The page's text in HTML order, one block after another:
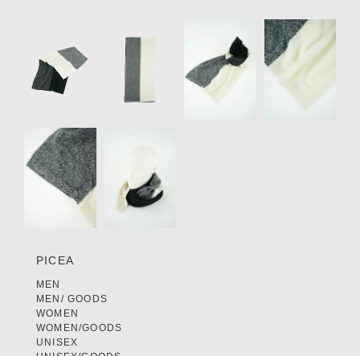
アカウントの管理
お支払いについて
Privacy Policy
PICEA
MEN
MEN/ GOODS
WOMEN
WOMEN/GOODS
UNISEX